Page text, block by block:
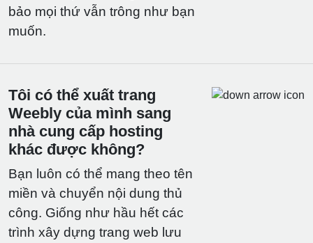
bảo mọi thứ vẫn trông như bạn
muốn.
Tôi có thể xuất trang
Weebly của mình sang
nhà cung cấp hosting
khác được không?
Bạn luôn có thể mang theo tên
miền và chuyển nội dung thủ
công. Giống như hầu hết các
trình xây dựng trang web lưu